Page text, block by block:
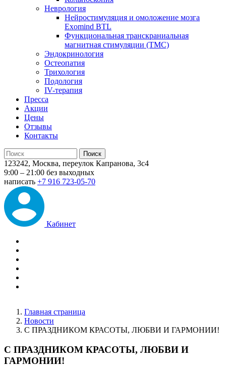
Неврология
Нейростимуляция и омоложение мозга
Exomind BTL
Функциональная транскраниальная
магнитная стимуляции (ТМС)
Эндокринология
Остеопатия
Трихология
Подология
IV-терапия
Пресса
Акции
Цены
Отзывы
Контакты
123242, Москва, переулок Капранова, 3с4
9:00 – 21:00 без выходных
написать +7 916 723-05-70
Кабинет
Главная страница
Новости
С ПРАЗДНИКОМ КРАСОТЫ, ЛЮБВИ И ГАРМОНИИ!
С ПРАЗДНИКОМ КРАСОТЫ, ЛЮБВИ И
ГАРМОНИИ!